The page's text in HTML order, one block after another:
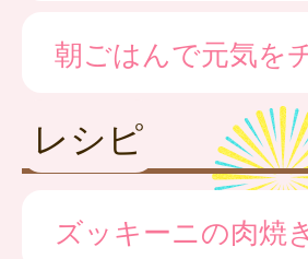
朝ごはんで元気を
レシピ
ズッキーニの肉焼